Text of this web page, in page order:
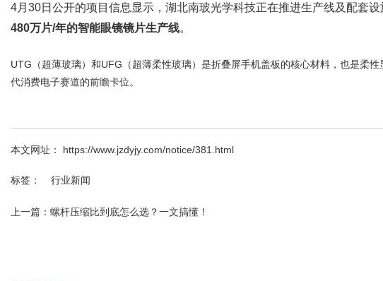
4月30日公开的项目信息显示，湖北南玻光学科技正在推进生产线及配套
480万片/年的智能眼镜镜片生产线。
UTG（超薄玻璃）和UFG（超薄柔性玻璃）是折叠屏手机盖板的核心材料，也是柔
代消费电子赛道的前瞻卡位。
本文网址： https://www.jzdyjy.com/notice/381.html
标签： 行业新闻
上一篇： 螺杆压缩比到底怎么选？一文搞懂！